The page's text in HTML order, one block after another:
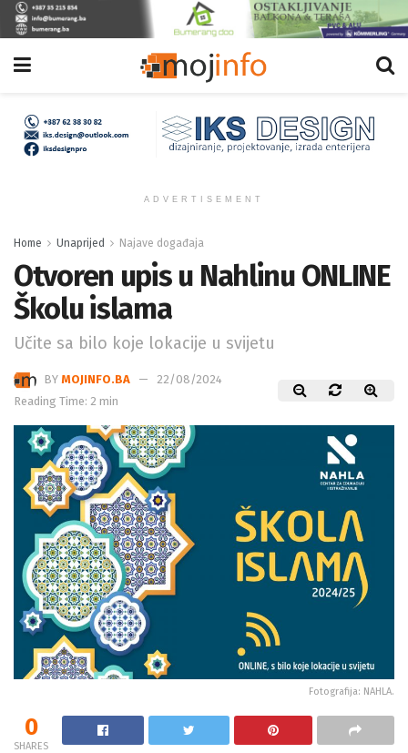
ADVERTISEMENT
Home Unaprijed Najave događaja
Otvoren upis u Nahlinu ONLINE
Školu islama
Učite sa bilo koje lokacije u svijetu
BY MOJINFO.BA
22/08/2024
Reading Time: 2 min
Fotografija: NAHLA.
0
SHARES